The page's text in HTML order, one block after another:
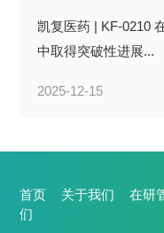
凯复医药 | KF-0210
中取得突破性进展...
2025-12-15
首页 关于我们 在研
们